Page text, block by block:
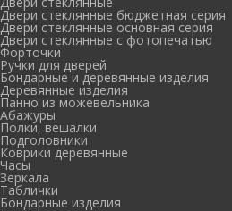
Двери стеклянные бюджетная серия
Двери стеклянные основная серия
Двери стеклянные с фотопечатью
Форточки
Ручки для дверей
Бондарные и деревянные изделия
Деревянные изделия
Панно из можевельника
Абажуры
Полки, вешалки
Подголовники
Коврики деревянные
Часы
Зеркала
Таблички
Бондарные изделия